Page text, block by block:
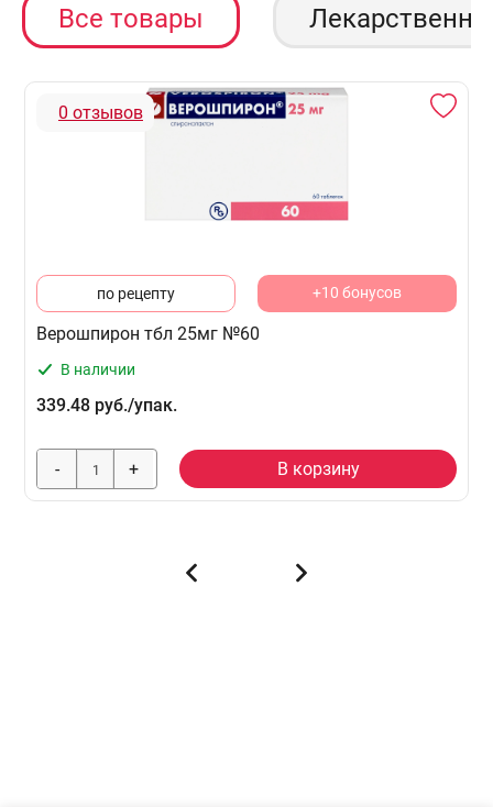
Все товары
0 отзывов
по рецепту +10 бонусов
Верошпирон тбл 25мг №60
В наличии
339.48 руб./упак.
- + В корзину